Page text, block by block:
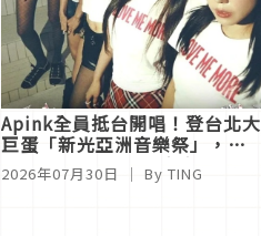
Apink全員抵台開唱！登台北大
巨蛋「新光亞洲音樂祭」，
ALLSAINTS機場時尚先吸睛
2026年07月30日 ｜ By TING